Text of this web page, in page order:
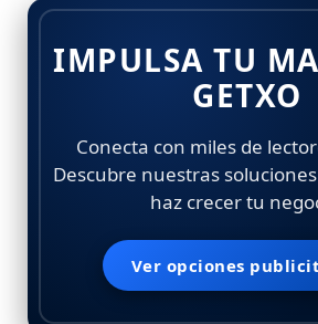
IMPULSA TU
GETXO
Conecta con miles de
Descubre nuestras
haz crecer tu
Ver opciones